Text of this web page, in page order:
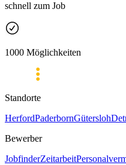
schnell zum Job
1000 Möglichkeiten
Standorte
HerfordPaderbornGütersloh
Bewerber
JobfinderZeitarbeit